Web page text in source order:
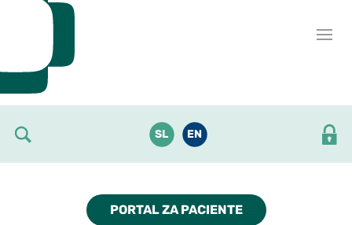
SL EN
PORTAL ZA PACIENTE